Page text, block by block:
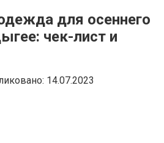
для осеннего
чек-лист и
14.07.2023